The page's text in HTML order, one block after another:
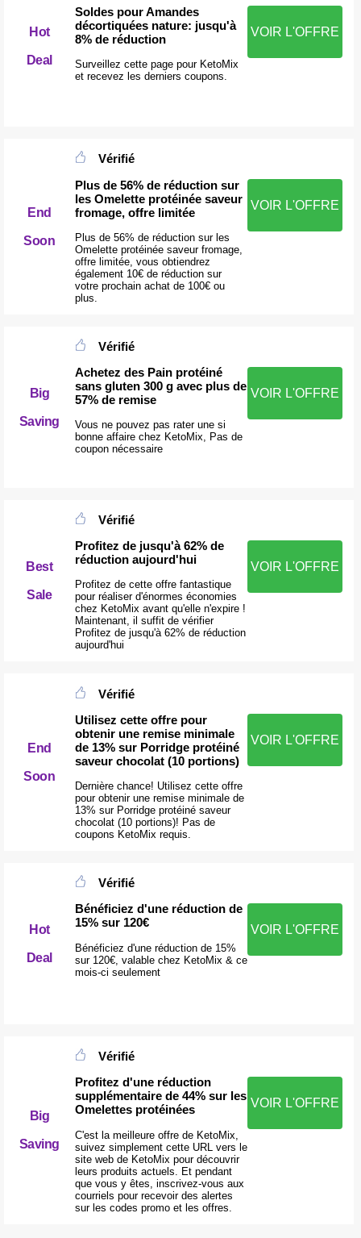
Hot
Deal
Soldes pour Amandes
décortiquées nature: jusqu'à
8% de réduction
Surveillez cette page pour KetoMix
et recevez les derniers coupons.
VOIR L'OFFRE
End
Soon
Vérifié
Plus de 56% de réduction sur
les Omelette protéinée saveur
fromage, offre limitée
Plus de 56% de réduction sur les
Omelette protéinée saveur fromage,
offre limitée, vous obtiendrez
également 10€ de réduction sur
votre prochain achat de 100€ ou
plus.
VOIR L'OFFRE
Big
Saving
Vérifié
Achetez des Pain protéiné
sans gluten 300 g avec plus de
57% de remise
Vous ne pouvez pas rater une si
bonne affaire chez KetoMix, Pas de
coupon nécessaire
VOIR L'OFFRE
Best
Sale
Vérifié
Profitez de jusqu'à 62% de
réduction aujourd'hui
Profitez de cette offre fantastique
pour réaliser d'énormes économies
chez KetoMix avant qu'elle n'expire !
Maintenant, il suffit de vérifier
Profitez de jusqu'à 62% de réduction
aujourd'hui
VOIR L'OFFRE
End
Soon
Vérifié
Utilisez cette offre pour
obtenir une remise minimale
de 13% sur Porridge protéiné
saveur chocolat (10 portions)
Dernière chance! Utilisez cette offre
pour obtenir une remise minimale de
13% sur Porridge protéiné saveur
chocolat (10 portions)! Pas de
coupons KetoMix requis.
VOIR L'OFFRE
Hot
Deal
Vérifié
Bénéficiez d'une réduction de
15% sur 120€
Bénéficiez d'une réduction de 15%
sur 120€, valable chez KetoMix & ce
mois-ci seulement
VOIR L'OFFRE
Big
Saving
Vérifié
Profitez d'une réduction
supplémentaire de 44% sur les
Omelettes protéinées
C'est la meilleure offre de KetoMix,
suivez simplement cette URL vers le
site web de KetoMix pour découvrir
leurs produits actuels. Et pendant
que vous y êtes, inscrivez-vous aux
courriels pour recevoir des alertes
sur les codes promo et les offres.
VOIR L'OFFRE